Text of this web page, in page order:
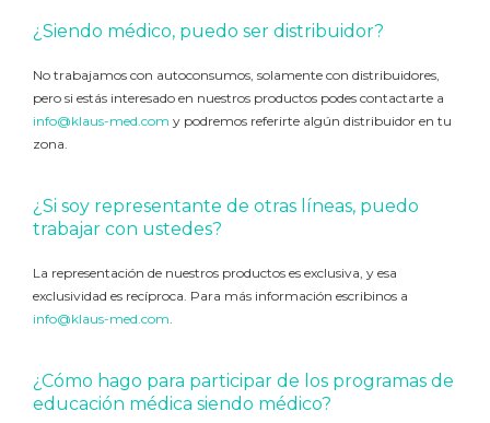
¿Siendo médico, puedo ser distribuidor?
No trabajamos con autoconsumos, solamente con distribuidores,
pero si estás interesado en nuestros productos podes contactarte a
info@klaus-med.com y podremos referirte algún distribuidor en tu
zona.
¿Si soy representante de otras líneas, puedo
trabajar con ustedes?
La representación de nuestros productos es exclusiva, y esa
exclusividad es recíproca. Para más información escribinos a
info@klaus-med.com.
¿Cómo hago para participar de los programas de
educación médica siendo médico?